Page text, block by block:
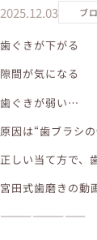
2025.12.03 ブ
歯ぐきが下がる
隙間が気になる
歯ぐきが弱い…
原因は“歯ブラシ
正しい当て方で、
宮田式歯磨きの動
――――――――